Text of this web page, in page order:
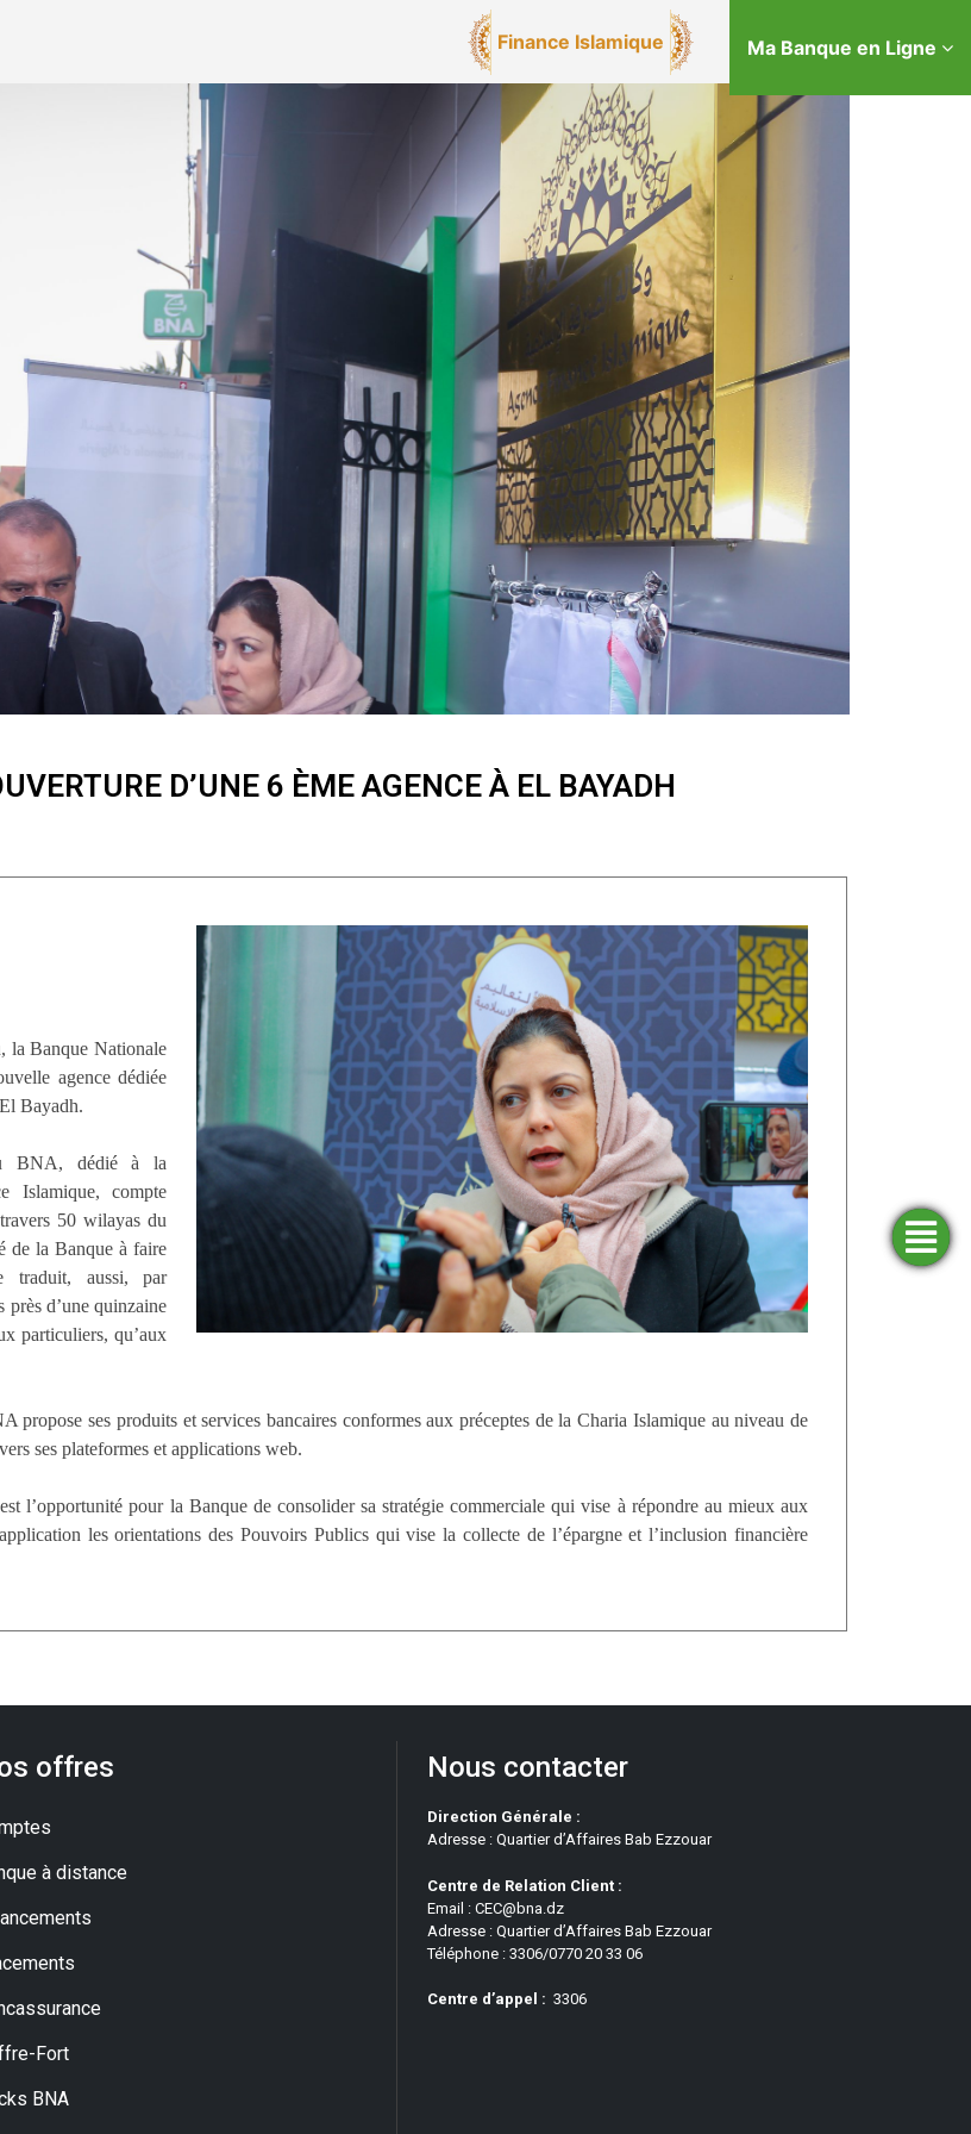
Finance Islamique Ma Banque en Ligne
D’UNE 6 ÈME AGENCE À EL BAYADH
la Banque Nationale
agence dédiée
Bayadh.
BNA, dédié à la
Islamique, compte
50 wilayas du
de la Banque à faire
traduit, aussi, par
près d’une quinzaine
particuliers, qu’aux
propose ses produits et services bancaires conformes aux préceptes de la Charia Islamique au niveau de
ses plateformes et applications web.
l’opportunité pour la Banque de consolider sa stratégie commerciale qui vise à répondre au mieux aux
les orientations des Pouvoirs Publics qui vise la collecte de l’épargne et l’inclusion financière
offres
à distance
Fort
BNA
Nous contacter
Direction Générale :
Adresse : Quartier d’Affaires Bab Ezzouar
Centre de Relation Client :
Email : CEC@bna.dz
Adresse : Quartier d’Affaires Bab Ezzouar
Téléphone : 3306/0770 20 33 06
Centre d’appel : 3306
Trouver
une
agence
Demander
un
financement
Simulateurs
Ouvrir
un
compte